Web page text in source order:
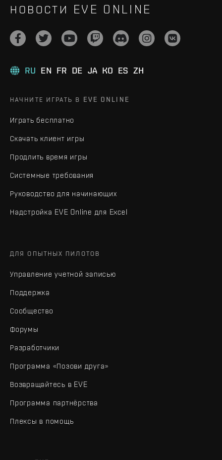
НОВОСТИ EVE ONLINE
RU EN FR DE JA KO ES ZH
НАЧНИТЕ ИГРАТЬ В EVE ONLINE
Играть бесплатно
Скачать клиент игры
Продлить время игры
Системные требования
Руководство для начинающих
Надстройка EVE Online для Excel
ДЛЯ ОПЫТНЫХ ПИЛОТОВ
Управление учетной записью
Поддержка
Сообщество
Форумы
Разработчики
Программа «Позови друга»
Возвращайтесь в EVE
Программа партнёрства
Плексы в помощь